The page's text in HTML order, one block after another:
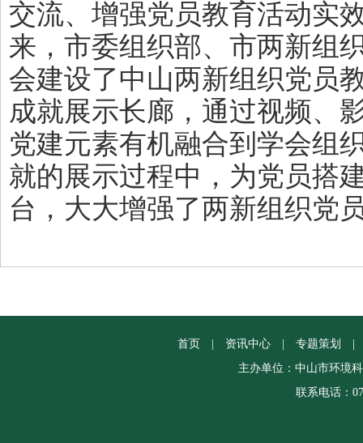
交流、增强党员教育活动实
来，市委组织部、市两新组
会建设了中山两新组织党员
成就展示长廊，通过视频、
党建元素有机融合到学会组
就的展示过程中，为党员搭
台，大大增强了两新组织党
首页 资讯中心 专题策划
主办单位：中山市环境
联系电话：